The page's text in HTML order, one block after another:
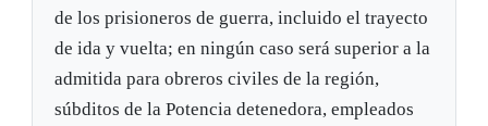
de los prisioneros de guerra, incluido el trayecto
de ida y vuelta; en ningún caso será superior a la
admitida para obreros civiles de la región,
súbditos de la Potencia detenedora, empleados